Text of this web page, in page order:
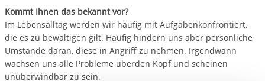
Kommt Ihnen das bekannt vor?
Im Lebensalltag werden wir häufig mit Aufgabenkonfrontiert,
die es zu bewältigen gilt. Häufig hindern uns aber persönliche
Umstände daran, diese in Angriff zu nehmen. Irgendwann
wachsen uns alle Probleme überden Kopf und scheinen
unüberwindbar zu sein.